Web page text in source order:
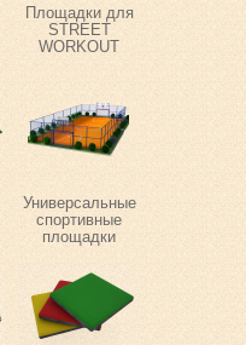
Площадки для
STREET
WORKOUT
Универсальные
спортивные
площадки